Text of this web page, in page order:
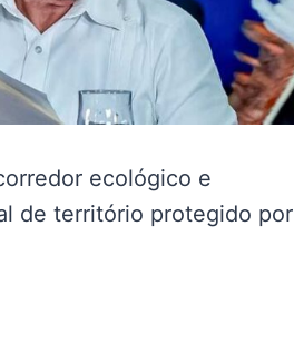
ecológico e
de território protegido por